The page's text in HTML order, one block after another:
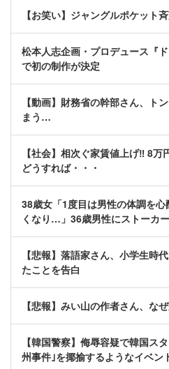
【お笑い】ジャングルポケット
松本人志企画・プロデュース『
で初の制作が決定
【動画】財務省の幹部さん、ト
まう…
【社会】相次ぐ家賃値上げ‼ 8万
どうすれば・・・
38歳女「1度目は男性の体調を
くなり…」36歳男性にストーカー
【悲報】落語家さん、小学生時
たことを告白
【悲報】みい山の作者さん、な
【韓国警察】侮辱容疑で韓国
州事件｣を揶揄するようなイベン